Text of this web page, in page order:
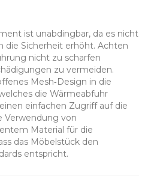
ist unabdingbar, da es nicht
die Sicherheit erhöht. Achten
nicht zu scharfen
zu vermeiden.
Mesh‑Design in die
die Wärmeabfuhr
einfachen Zugriff auf die
Verwendung von
Material für die
das Möbelstück den
entspricht.